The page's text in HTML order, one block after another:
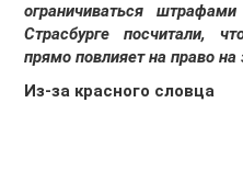
ограничиваться
Страсбурге посчитали,
прямо повлияет на право на
Из-за красного словца